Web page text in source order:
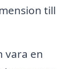
till
vara en